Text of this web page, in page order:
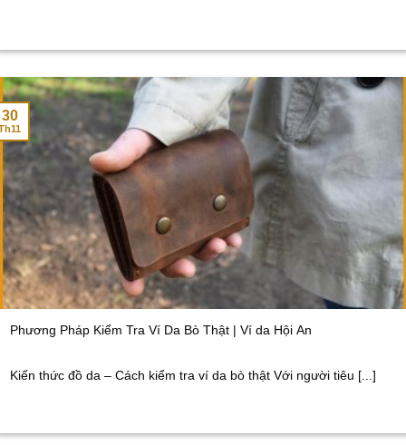
Phương Pháp Kiểm Tra Ví Da Bò Thật | Ví da Hội An
Kiến thức đồ da – Cách kiểm tra ví da bò thật Với người tiêu [...]
30